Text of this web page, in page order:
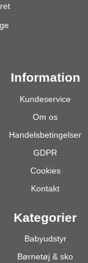
Information
Kundeservice
Om os
Handelsbetingelser
GDPR
Cookies
Kontakt
Kategorier
Babyudstyr
Børnetøj & sko